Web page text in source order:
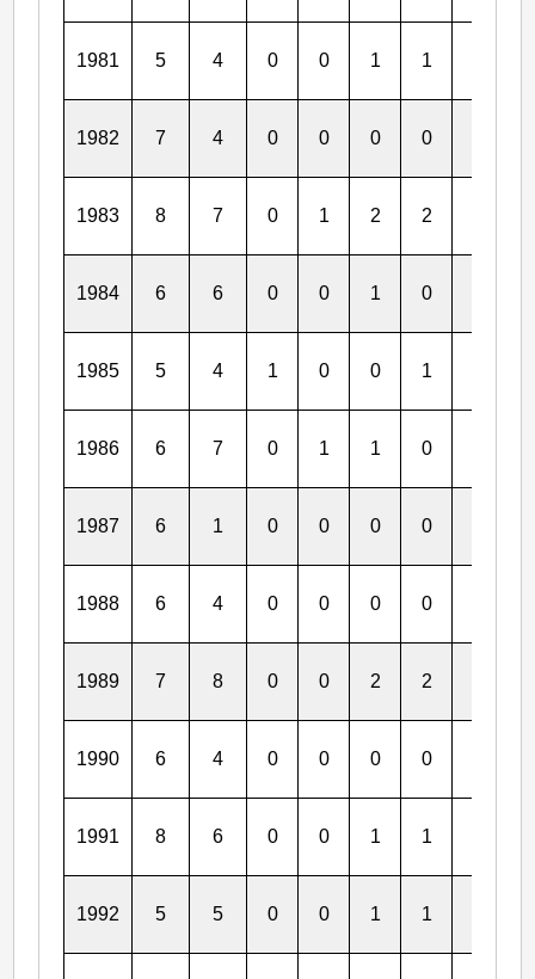
1981 5 4 0 0 1 1
1982 7 4 0 0 0 0
1983 8 7 0 1 2 2
1984 6 6 0 0 1 0
1985 5 4 1 0 0 1
1986 6 7 0 1 1 0
1987 6 1 0 0 0 0
1988 6 4 0 0 0 0
1989 7 8 0 0 2 2
1990 6 4 0 0 0 0
1991 8 6 0 0 1 1
1992 5 5 0 0 1 1